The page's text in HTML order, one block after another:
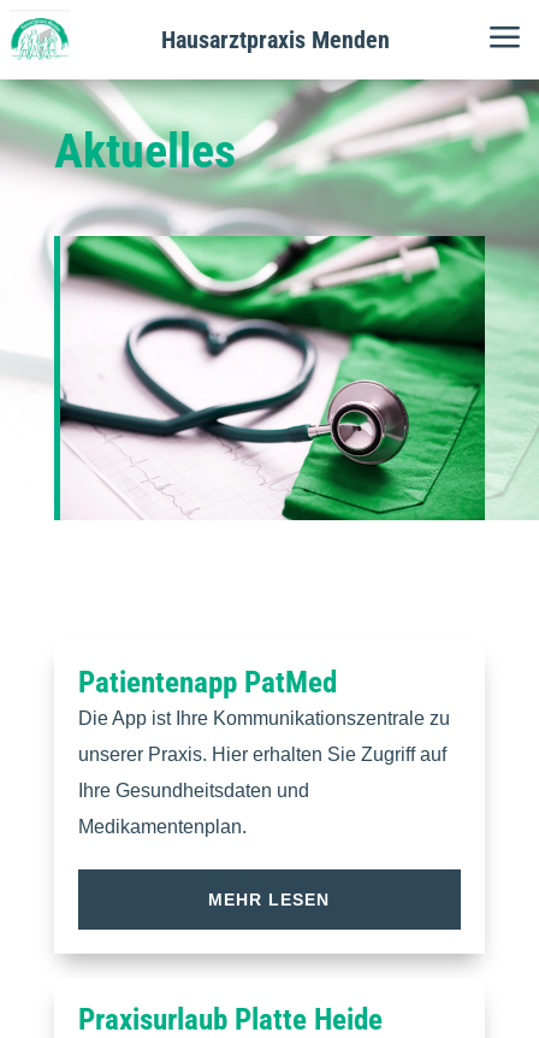
Hausarztpraxis Menden a
Aktuelles
Patientenapp PatMed
Die App ist Ihre Kommunikationszentrale zu
unserer Praxis. Hier erhalten Sie Zugriff auf
Ihre Gesundheitsdaten und
Medikamentenplan.
MEHR LESEN
Praxisurlaub Platte Heide